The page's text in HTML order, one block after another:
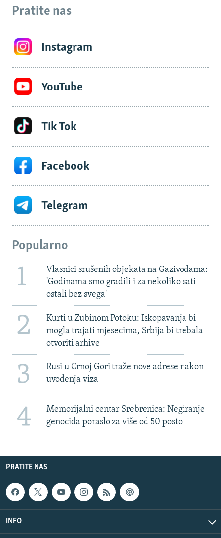
Pratite nas
Instagram
YouTube
Tik Tok
Facebook
Telegram
Popularno
1
Vlasnici srušenih objekata na Gazivodama:
'Godinama smo gradili i za nekoliko sati
ostali bez svega'
2
Kurti u Zubinom Potoku: Iskopavanja bi
mogla trajati mjesecima, Srbija bi trebala
otvoriti arhive
3
Rusi u Crnoj Gori traže nove adrese nakon
uvođenja viza
4
Memorijalni centar Srebrenica: Negiranje
genocida poraslo za više od 50 posto
PRATITE NAS
INFO